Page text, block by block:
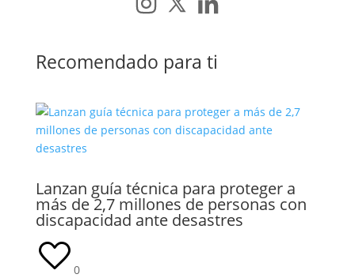
Recomendado para ti
Lanzan guía técnica para proteger a
más de 2,7 millones de personas con
discapacidad ante desastres
0